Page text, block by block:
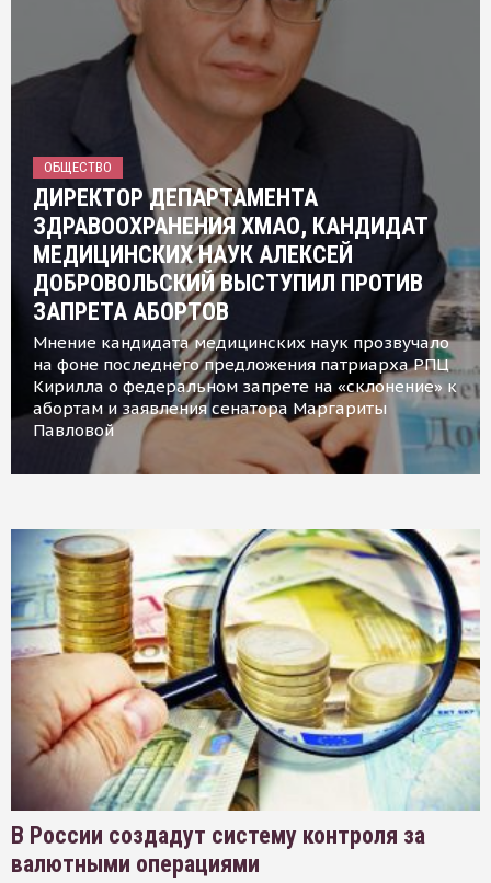
ОБЩЕСТВО
ДИРЕКТОР ДЕПАРТАМЕНТА
ЗДРАВООХРАНЕНИЯ ХМАО, КАНДИДАТ
МЕДИЦИНСКИХ НАУК АЛЕКСЕЙ
ДОБРОВОЛЬСКИЙ ВЫСТУПИЛ ПРОТИВ
ЗАПРЕТА АБОРТОВ
Мнение кандидата медицинских наук прозвучало
на фоне последнего предложения патриарха РПЦ
Кирилла о федеральном запрете на «склонение» к
абортам и заявления сенатора Маргариты
Павловой
В России создадут систему контроля за
валютными операциями